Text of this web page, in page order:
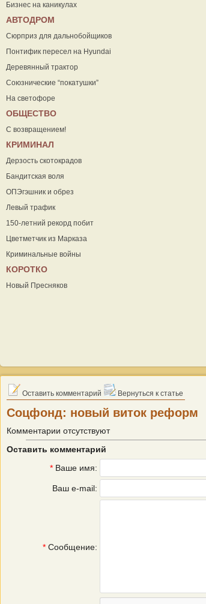
Бизнес на каникулах
АВТОДРОМ
Сюрприз для дальнобойщиков
Понтифик пересел на Hyundai
Деревянный трактор
Союзнические “покатушки”
На светофоре
ОБЩЕСТВО
С возвращением!
КРИМИНАЛ
Дерзость скотокрадов
Бандитская воля
ОПЭгэшник и обрез
Левый трафик
150-летний рекорд побит
Цветметчик из Марказа
Криминальные войны
КОРОТКО
Новый Пресняков
Оставить комментарий Вернуться к статье
Соцфонд: новый виток реформ
Комментарии отсутствуют
Оставить комментарий
* Ваше имя:
Ваш e-mail:
* Сообщение: